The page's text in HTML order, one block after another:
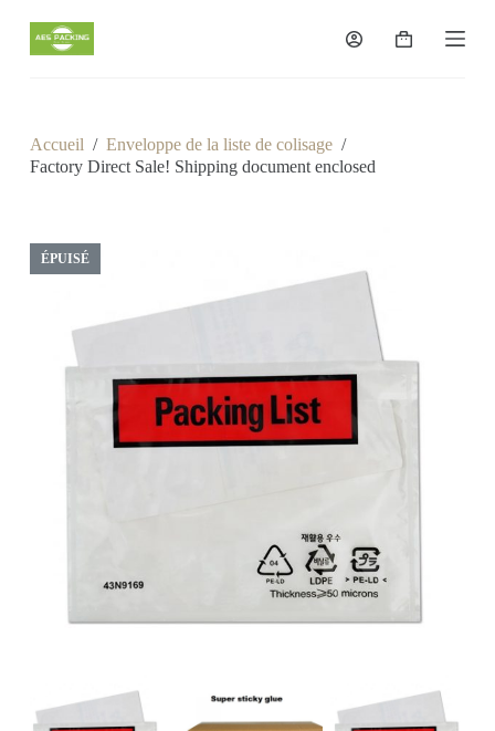
P
u
n
Panier
Accueil / Enveloppe de la liste de colisage /
Factory Direct Sale! Shipping document enclosed
ÉPUISÉ